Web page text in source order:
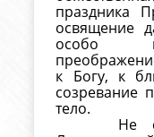
праздника
освящение
особо
к Богу, к
созревание
тело.
Не